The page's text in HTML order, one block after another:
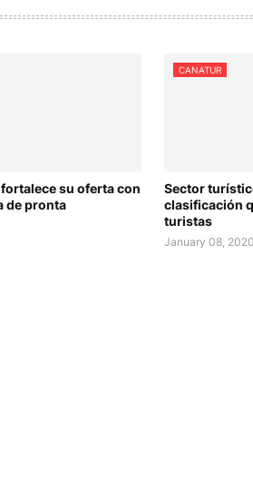
su oferta con
de pronta
CANATUR
Sector
clasificación
turistas
January 08, 2020